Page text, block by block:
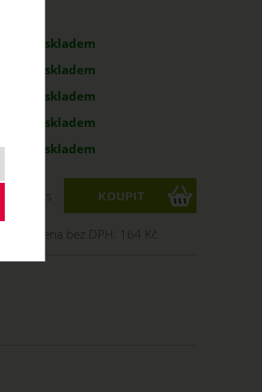
skladem
skladem
skladem
skladem
skladem
ks
Cena bez DPH: 164 Kč